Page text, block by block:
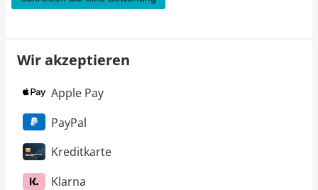
Wir akzeptieren
Apple Pay
PayPal
Kreditkarte
Klarna